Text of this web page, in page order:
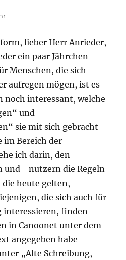
lieber Herr Anrieder,
ein paar Jährchen
Menschen, die sich
aufregen mögen, ist es
noch interessant, welche
und
sie mit sich gebracht
im Bereich der
ich darin, den
und –nutzern die Regeln
heute gelten,
die sich auch für
interessieren, finden
in Canoonet unter dem
angegeben habe
„Alte Schreibung,